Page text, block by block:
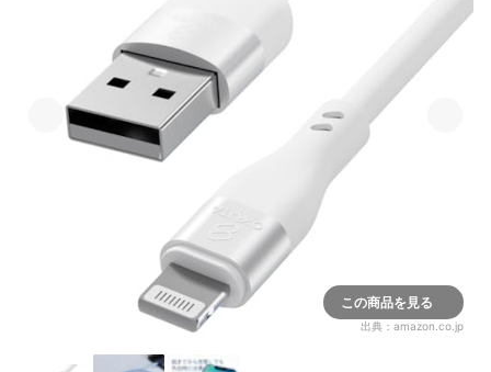
この商品を見る
出典： amazon.co.jp